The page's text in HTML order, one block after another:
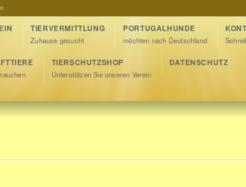
TIERVERMITTLUNG
Zuhause gesucht
PORTUGALHUNDE
möchten nach Deutschland
TIERSCHUTZSHOP
Unterstützen Sie unseren Verein
DATENSCHUTZ